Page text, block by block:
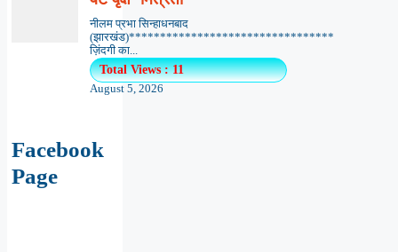
नीलम प्रभा सिन्हाधनबाद
(झारखंड)*********************************
ज़िंदगी का...
Total Views : 11
August 5, 2026
Facebook
Page